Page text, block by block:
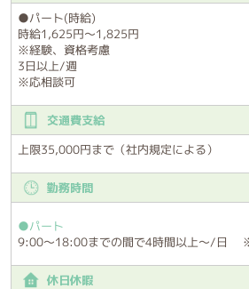
●パート(時給)
時給1,625円～1,825円
※経験、資格考慮
3日以上/週
※応相談可
交通費支給
上限35,000円まで（社内規定による）
勤務時間
●パート
9:00～18:00までの間で4時間以上～/日
休日休暇